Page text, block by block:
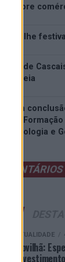
sobre
acolhe
de
a
e
Tecnologia e
ATUALIDADE
Covilhã: